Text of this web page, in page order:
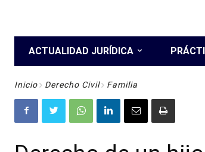
ACTUALIDAD JURÍDICA
Inicio Derecho Civil Familia